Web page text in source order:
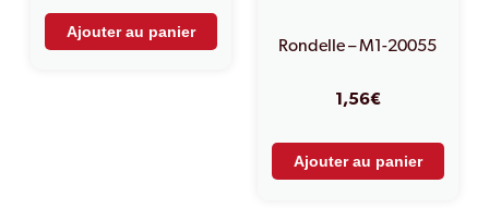
Ajouter au panier
Rondelle – M1-20055
1,56€
Ajouter au panier